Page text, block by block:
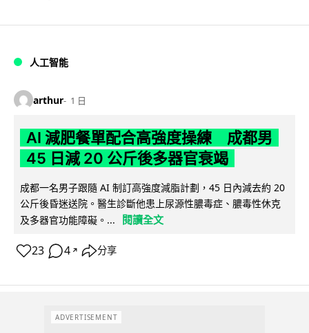
人工智能
arthur 1 日
AI 減肥餐單配合高強度操練 成都男
45 日減 20 公斤後多器官衰竭
成都一名男子跟隨 AI 制訂高強度減脂計劃，45 日內減去約 20
公斤後昏迷送院。醫生診斷他患上尿源性膿毒症、膿毒性休克
及多器官功能障礙。...
閱讀全文
23 4 ↗ 分享
ADVERTISEMENT